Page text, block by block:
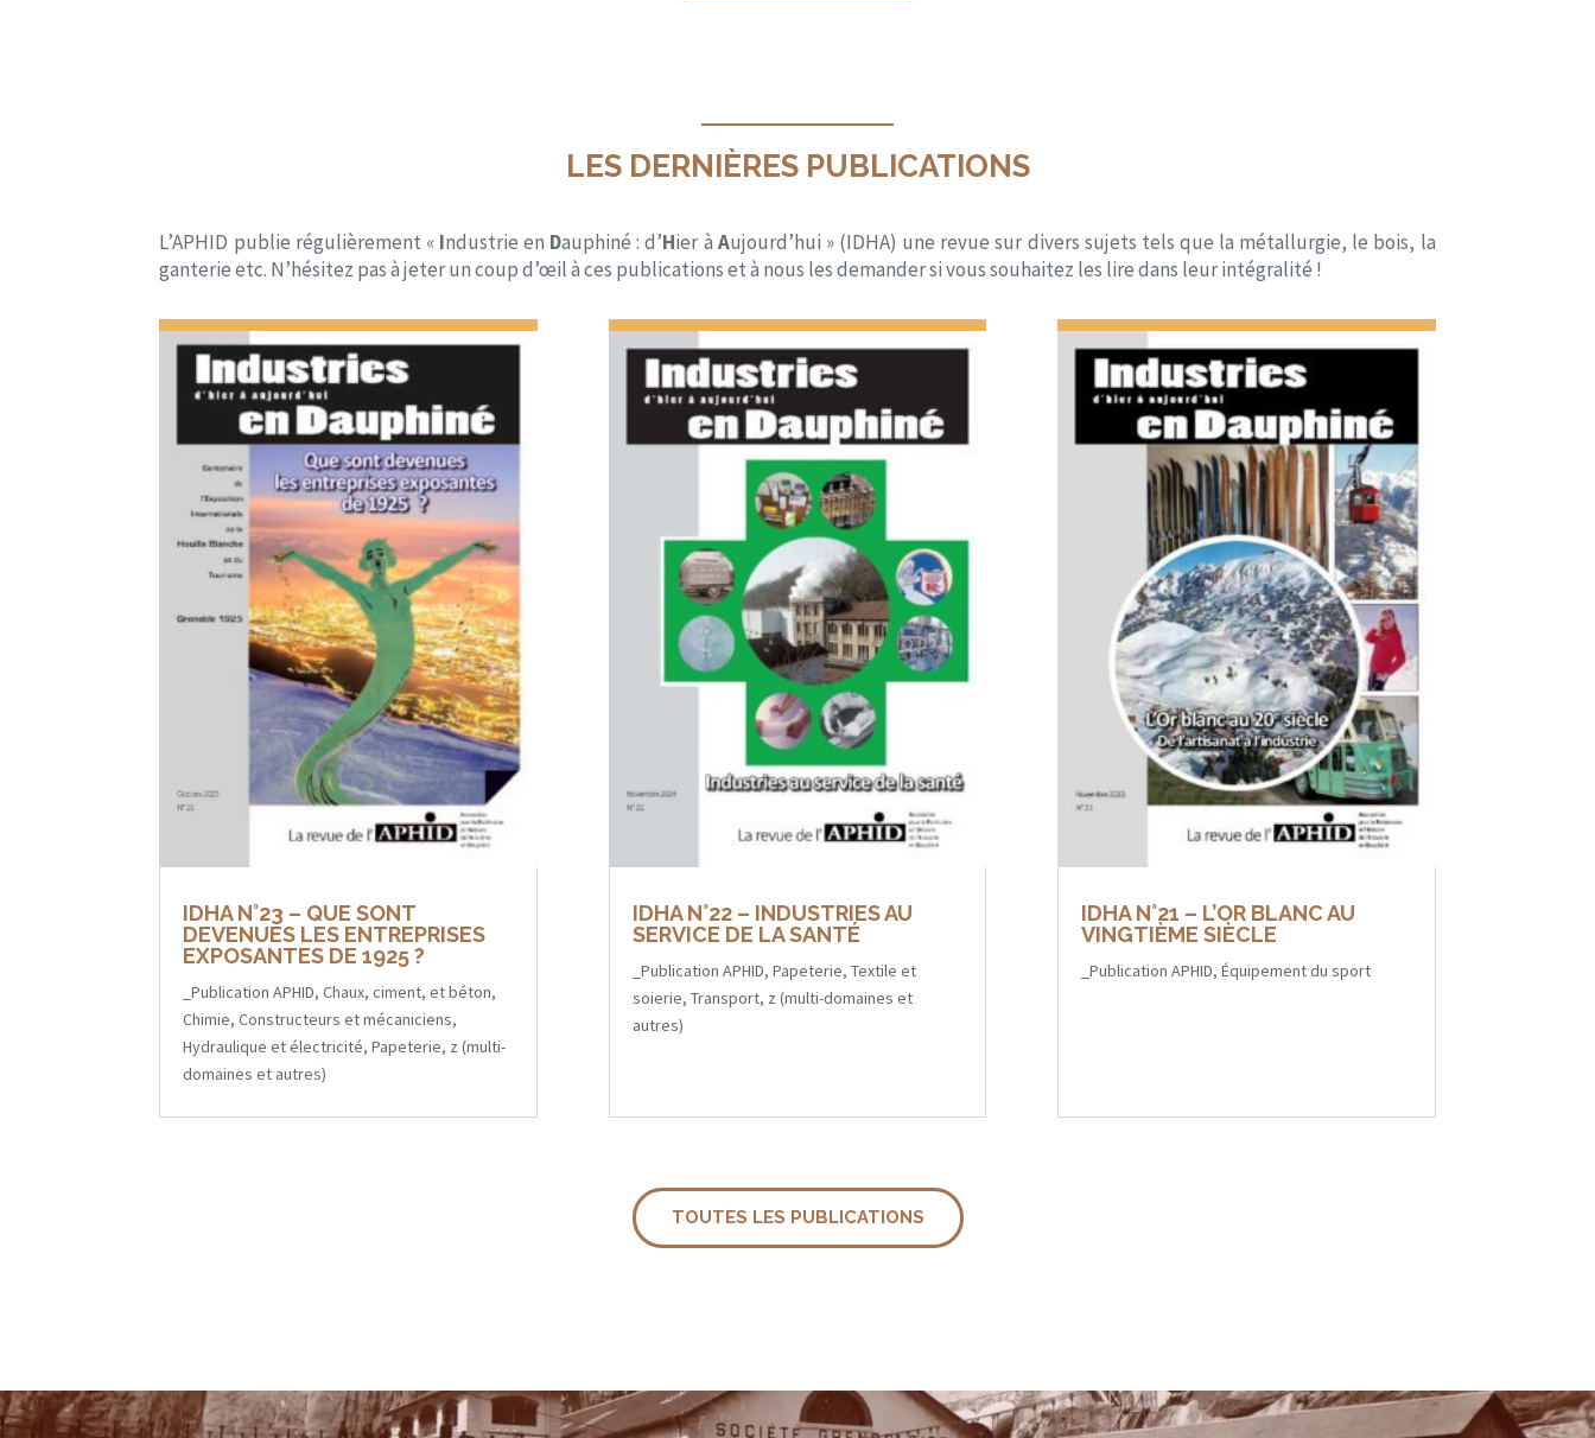
LES DERNIÈRES PUBLICATIONS
L’APHID publie régulièrement « Industrie en Dauphiné : d’Hier à Aujourd’hui » (IDHA) une revue sur divers sujets tels que la métallurgie, le bois, la
ganterie etc. N’hésitez pas à jeter un coup d’œil à ces publications et à nous les demander si vous souhaitez les lire dans leur intégralité !
IDHA N°23 – QUE SONT
DEVENUES LES ENTREPRISES
EXPOSANTES DE 1925 ?
_Publication APHID,Chaux, ciment, et béton,
Chimie,Constructeurs et mécaniciens,
Hydraulique et électricité,Papeterie, z (multi-
domaines et autres)
IDHA N°22 – INDUSTRIES AU
SERVICE DE LA SANTÉ
_Publication APHID, Papeterie, Textile et
soierie, Transport, z (multi-domaines et
autres)
IDHA N°21 – L’OR BLANC AU
VINGTIÈME SIÈCLE
_Publication APHID, Équipement du sport
TOUTES LES PUBLICATIONS